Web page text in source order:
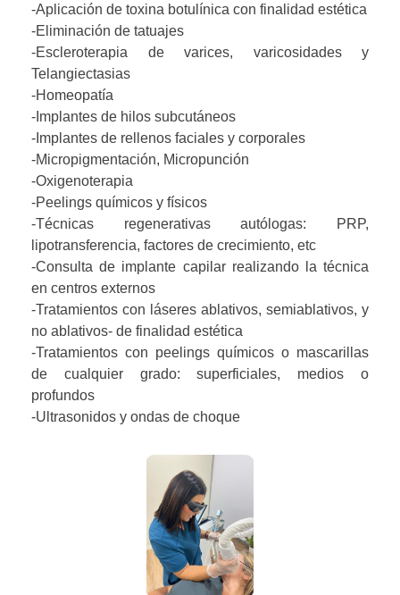
-Aplicación de toxina botulínica con finalidad estética
-Eliminación de tatuajes
-Escleroterapia de varices, varicosidades y
Telangiectasias
-Homeopatía
-Implantes de hilos subcutáneos
-Implantes de rellenos faciales y corporales
-Micropigmentación, Micropunción
-Oxigenoterapia
-Peelings químicos y físicos
-Técnicas regenerativas autólogas: PRP,
lipotransferencia, factores de crecimiento, etc
-Consulta de implante capilar realizando la técnica
en centros externos
-Tratamientos con láseres ablativos, semiablativos, y
no ablativos- de finalidad estética
-Tratamientos con peelings químicos o mascarillas
de cualquier grado: superficiales, medios o
profundos
-Ultrasonidos y ondas de choque